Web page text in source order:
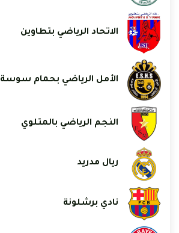
الاتحاد الرياضي بتطاوين
الأمل الرياضي بحمام سوسة
النجم الرياضي بالمتلوي
ريال مدريد
نادي برشلونة